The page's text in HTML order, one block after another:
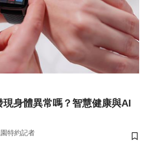
身體異常嗎？智慧健康與AI
特約記者
儲